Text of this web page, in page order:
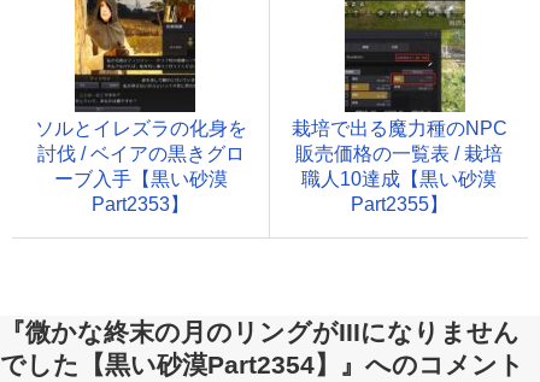
ソルとイレズラの化身を
討伐 / ベイアの黒きグロ
ーブ入手【黒い砂漠
Part2353】
栽培で出る魔力種のNPC
販売価格の一覧表 / 栽培
職人10達成【黒い砂漠
Part2355】
『微かな終末の月のリングがIIIになりません
でした【黒い砂漠Part2354】』へのコメント